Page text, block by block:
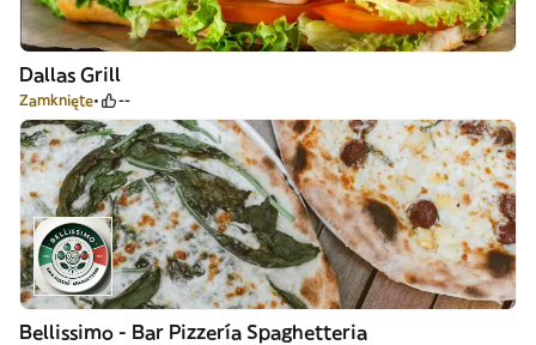
Dallas Grill
Zamknięte --
Bellissimo - Bar Pizzería Spaghetteria